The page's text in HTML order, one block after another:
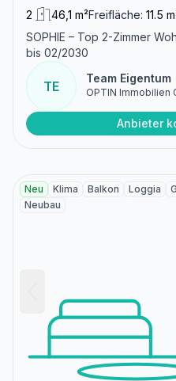
2 46,1 m²Freifläche: 11.5
SOPHIE – Top 2-Zimmer
bis 02/2030
TE
Team Eigentum
OPTIN Immobilien
Anbieter
Neu Klima Balkon Loggia
Neubau